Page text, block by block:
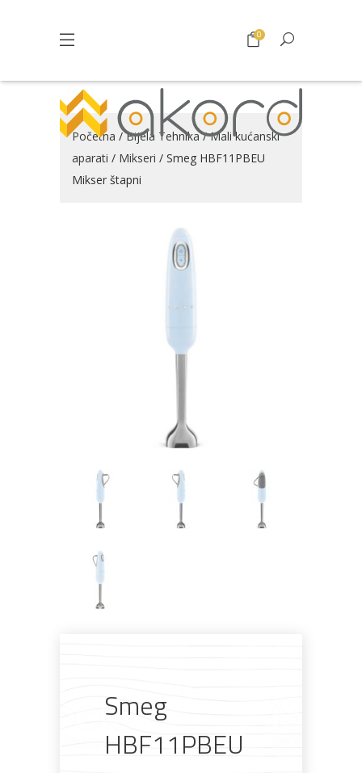
Pogledajte što je novo
u ponudi
0
Početna /Bijela Tehnika/Mali kućanski
aparati / Mikseri / Smeg HBF11PBEU
Mikser štapni
Smeg
HBF11PBEU